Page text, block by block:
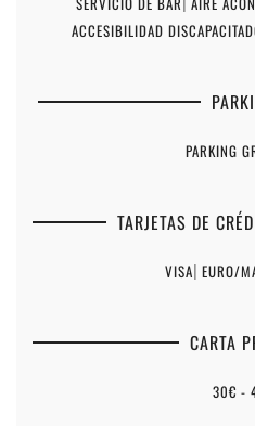
ACCESIBILIDAD
PARKING
TARJETAS DE
VISA| EURO/
CARTA
30€ -